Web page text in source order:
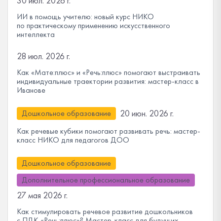
ИИ в помощь учителю: новый курс НИКО
по практическому применению искусственного
интеллекта
28 июл. 2026 г.
Как «Мате:плюс» и «Речь:плюс» помогают выстраивать
индивидуальные траектории развития: мастер-класс в
Иванове
Дошкольное образование 20 июн. 2026 г.
Как речевые кубики помогают развивать речь: мастер-
класс НИКО для педагогов ДОО
Дошкольное образование
Дополнительное профессиональное образование
27 мая 2026 г.
Как стимулировать речевое развитие дошкольников